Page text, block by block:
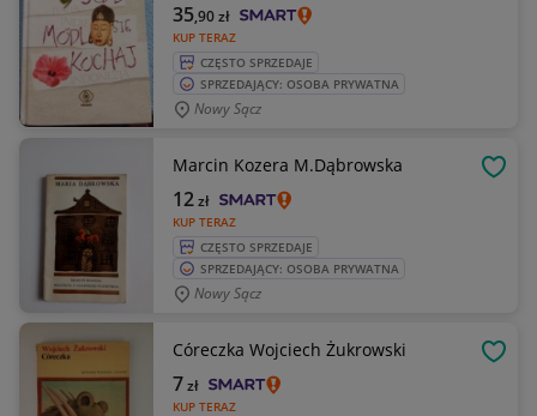
KUP TERAZ
35,90zł
CZĘSTO SPRZEDAJE
SPRZEDAJĄCY: OSOBA PRYWATNA
Nowy Sącz
Marcin Kozera M.Dąbrowska
KUP TERAZ
12zł
CZĘSTO SPRZEDAJE
SPRZEDAJĄCY: OSOBA PRYWATNA
Nowy Sącz
Córeczka Wojciech Żukrowski
KUP TERAZ
7zł